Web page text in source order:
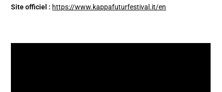
Site officiel : https://www.kappafuturfestival.it/en